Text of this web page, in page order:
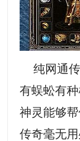
纯网通传
有蜈蚣有
神灵能够
传奇毫无